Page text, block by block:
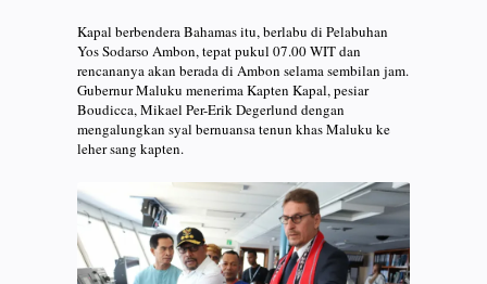
Kapal berbendera Bahamas itu, berlabu di Pelabuhan
Yos Sodarso Ambon, tepat pukul 07.00 WIT dan
rencananya akan berada di Ambon selama sembilan jam.
Gubernur Maluku menerima Kapten Kapal, pesiar
Boudicca, Mikael Per-Erik Degerlund dengan
mengalungkan syal bernuansa tenun khas Maluku ke
leher sang kapten.